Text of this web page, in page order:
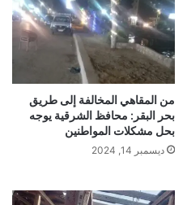
من المقاهي المخالفة إلى طريق
بحر البقر: محافظ الشرقية يوجه
بحل مشكلات المواطنين
ديسمبر 14, 2024